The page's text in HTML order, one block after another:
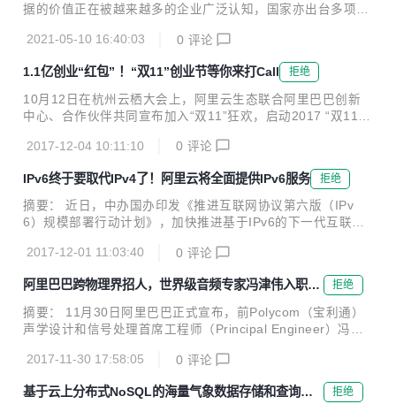
据的价值正在被越来越多的企业广泛认知，国家亦出台多项政
整合、应用于安全管理，提升数据资源价值。 同时，面对持续
扩大的安全威胁维度和行业监管要求，企业对数据安全的防护
力度要求也在不断加码，亟需一套完整的数据安全产品，实现
不同场景应对的数据安全保护。 响应国家及市场要求，近日，
阿里云数据中台产品矩阵之一的隐私增强计算产品DataTrust
基础安全能力，及阿里云数据中台丰富的应用场景实践，能够
2021-05-10 16:40:03 0 评论
1.1亿创业“红包” ！“双11”创业节等你来打Call 拒绝
10月12日在杭州云栖大会上，阿里云生态联合阿里巴巴创新
中心、合作伙伴共同宣布加入“双11”狂欢，启动2017 “双11创
包”，以阿里大生态力量为初创企业提供全线科技赋能及品牌
冷启动等扶持。 据悉，“双11”创业“红包”精选于阿里巴巴创新
中心创业扶持计划---“风池计划”中的核心资源，包括阿里云、
芝麻信用、钉钉、淘宝众筹等阿里系资源；由生态伙伴提供的
数千款企业应用与服务；以及由头部创投媒体提供的初创企业
特性，“创业节”专设10月27日到31日的预热期，用户可以在此
2017-12-04 10:11:10 0 评论
IPv6终于要取代IPv4了！阿里云将全面提供IPv6服务 拒绝
摘要： 近日，中办国办印发《推进互联网协议第六版（IPv
6）规模部署行动计划》，加快推进基于IPv6的下一代互联网
亿，2020年末达到5亿，2025年末中国IPv6规模要达到世界
第一。 近日，中办国办印发《推进互联网协议第六版（IPv
6）规模部署行动计划》，加快推进基于IPv6的下一代互联网
规模部署，计划指出到2018年末国内IPv6活跃用户数要达到2
亿，2020年末达到5亿，2025年末中国IPv6规模要达到世界
第一。 阿里云宣布，为了建立下一代互联网自主技术体系和产
业生态，进一步实现下一代互联网在经济社会各领域深度融合
2017-12-01 11:03:40 0 评论
阿里巴巴跨物理界招人，世界级音频专家冯津伟入职人
工智能团队iDST
拒绝
摘要： 11月30日阿里巴巴正式宣布，前Polycom（宝利通）
声学设计和信号处理首席工程师（Principal Engineer）冯津
员，将负责语音交互设备端的声学设计和信号处理研究工作。
阿里巴巴iDST智能语音交互团队研究员 冯津伟 11月30日阿里
巴巴正式宣布，前Polycom（宝利通）声学设计和信号处理首
2017-11-30 17:58:05 0 评论
基于云上分布式NoSQL的海量气象数据存储和查询方
拒绝